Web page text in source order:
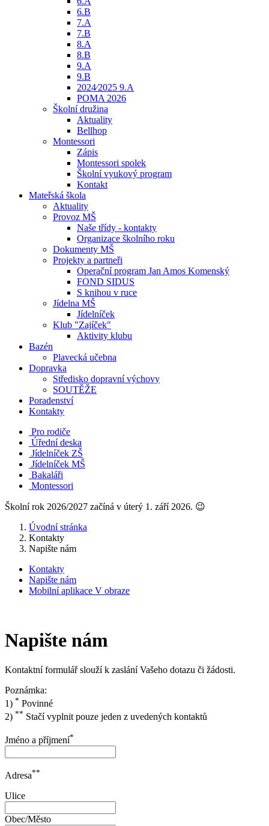
6.B
7.A
7.B
8.A
8.B
9.A
9.B
2024⁄2025 9.A
POMA 2026
Školní družina
Aktuality
Bellhop
Montessori
Zápis
Montessori spolek
Školní vyukový program
Kontakt
Mateřská škola
Aktuality
Provoz MŠ
Naše třídy - kontakty
Organizace školního roku
Dokumenty MŠ
Projekty a partneři
Operační program Jan Amos Komenský
FOND SIDUS
S knihou v ruce
Jídelna MŠ
Jídelníček
Klub "Zajíček"
Aktivity klubu
Bazén
Plavecká učebna
Dopravka
Středisko dopravní výchovy
SOUTĚŽE
Poradenství
Kontakty
Pro rodiče
Úřední deska
Jídelníček ZŠ
Jídelníček MŠ
Bakaláři
Montessori
Školní rok 2026/2027 začíná v úterý 1. září 2026. 😉
Úvodní stránka
Kontakty
Napište nám
Kontakty
Napište nám
Mobilní aplikace V obraze
Napište nám
Kontaktní formulář slouží k zaslání Vašeho dotazu či žádosti.
Poznámka:
1) * Povinné
2) ** Stačí vyplnit pouze jeden z uvedených kontaktů
Jméno a příjmení*
Adresa**
Ulice
Obec/Město